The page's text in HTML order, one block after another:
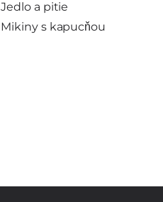
Jedlo a pitie
Mikiny s kapucňou